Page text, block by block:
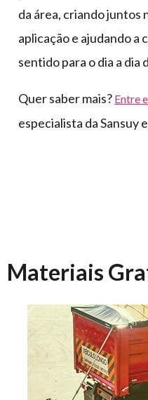
da área, criando juntos
aplicação e ajudando a
sentido para o dia a dia
Quer saber mais? Entre
especialista da Sansuy
Materiais